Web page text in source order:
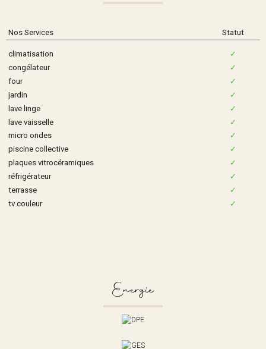
Nos Services Statut
climatisation
✓
congélateur
✓
four
✓
jardin
✓
lave linge
✓
lave vaisselle
✓
micro ondes
✓
piscine collective
✓
plaques vitrocéramiques
✓
réfrigérateur
✓
terrasse
✓
tv couleur
✓
Energie